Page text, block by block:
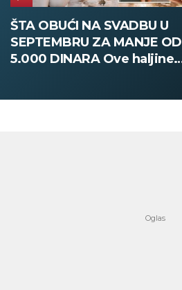
ŠTA OBUĆI NA SVADBU U
SEPTEMBRU ZA MANJE OD
5.000 DINARA Ove haljine